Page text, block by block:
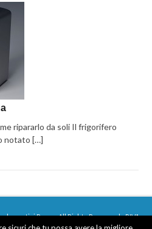
ripararlo da soli Il frigorifero
notato […]
Roma - All Rights Reserved - P.IVA